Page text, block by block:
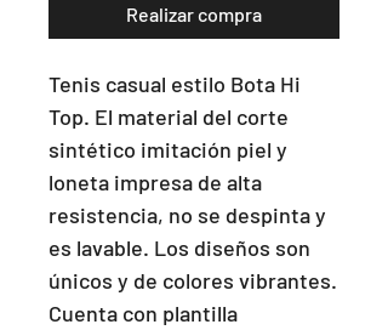
Realizar compra
Tenis casual estilo Bota Hi
Top. El material del corte
sintético imitación piel y
loneta impresa de alta
resistencia, no se despinta y
es lavable. Los diseños son
únicos y de colores vibrantes.
Cuenta con plantilla